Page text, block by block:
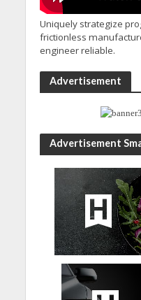
Uniquely strategize
frictionless
engineer reliable.
Advertisement
Advertisement